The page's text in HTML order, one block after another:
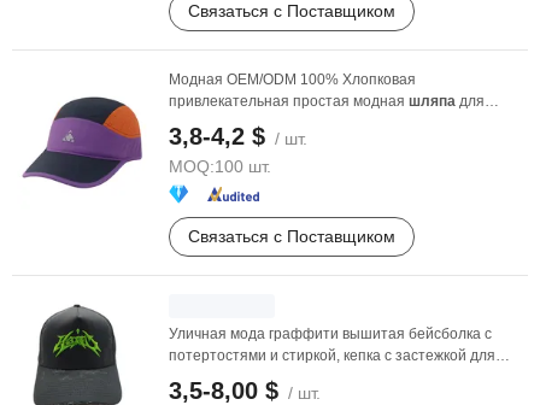
Связаться с Поставщиком
Модная OEM/ODM 100% Хлопковая
привлекательная простая модная шляпа для
3,8-4,2 $ / шт.
MOQ:100 шт.
Связаться с Поставщиком
Уличная мода граффити вышитая бейсболка с
потертостями и стиркой, кепка с застежкой для
3,5-8,00 $ / шт.